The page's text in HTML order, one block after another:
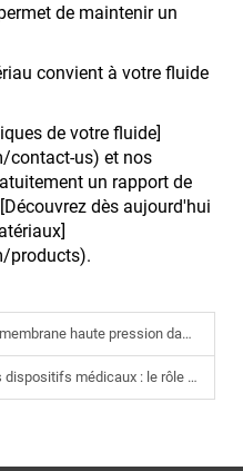
de maintenir un
convient à votre fluide
de votre fluide]
contact-us) et nos
un rapport de
dès aujourd'hui
products).
dans les systèmes modernes de traitement des eaux usées
le rôle des micro-pompes à membrane sans balais